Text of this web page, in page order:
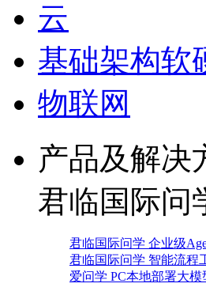
云
基础架构软
物联网
产品及解决
君临国际问
君临国际问学 企业级
君临国际问学 智能流程
爱问学 PC本地部署大模